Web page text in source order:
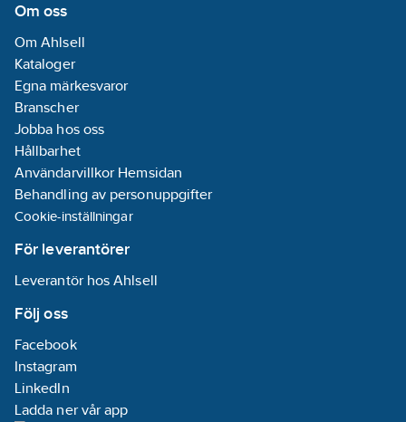
Om oss
Om Ahlsell
Kataloger
Egna märkesvaror
Branscher
Jobba hos oss
Hållbarhet
Användarvillkor Hemsidan
Behandling av personuppgifter
Cookie-inställningar
För leverantörer
Leverantör hos Ahlsell
Följ oss
Facebook
Instagram
LinkedIn
Ladda ner vår app